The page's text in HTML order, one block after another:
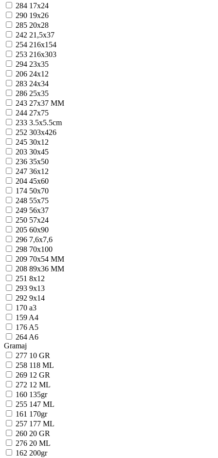
284 17x24
290 19x26
285 20x28
242 21,5x37
254 216x154
253 216x303
294 23x35
206 24x12
283 24x34
286 25x35
243 27x37 MM
244 27x75
233 3.5x5.5cm
252 303x426
245 30x12
203 30x45
236 35x50
247 36x12
204 45x60
174 50x70
248 55x75
249 56x37
250 57x24
205 60x90
296 7,6x7,6
298 70x100
209 70x54 MM
208 89x36 MM
251 8x12
293 9x13
292 9x14
170 a3
159 A4
176 A5
264 A6
Gramaj
277 10 GR
258 118 ML
269 12 GR
272 12 ML
160 135gr
255 147 ML
161 170gr
257 177 ML
260 20 GR
276 20 ML
162 200gr